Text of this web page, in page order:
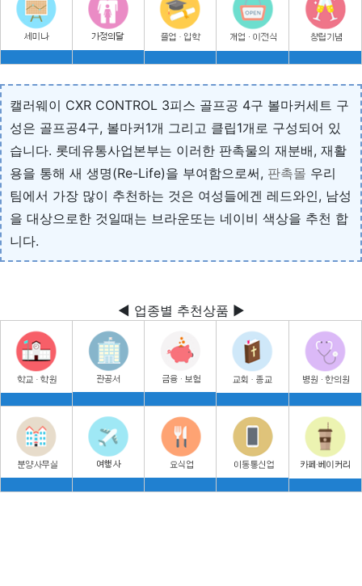
캘러웨이 CXR CONTROL 3피스 골프공 4구 볼마커세트 구
성은 골프공4구, 볼마커1개 그리고 클립1개로 구성되어 있
습니다. 롯데유통사업본부는 이러한 판촉물의 재분배, 재활
용을 통해 새 생명(Re-Life)을 부여함으로써, 판촉몰 우리
팀에서 가장 많이 추천하는 것은 여성들에겐 레드와인, 남성
을 대상으로한 것일때는 브라운또는 네이비 색상을 추천 합
니다.
◀ 업종별 추천상품 ▶